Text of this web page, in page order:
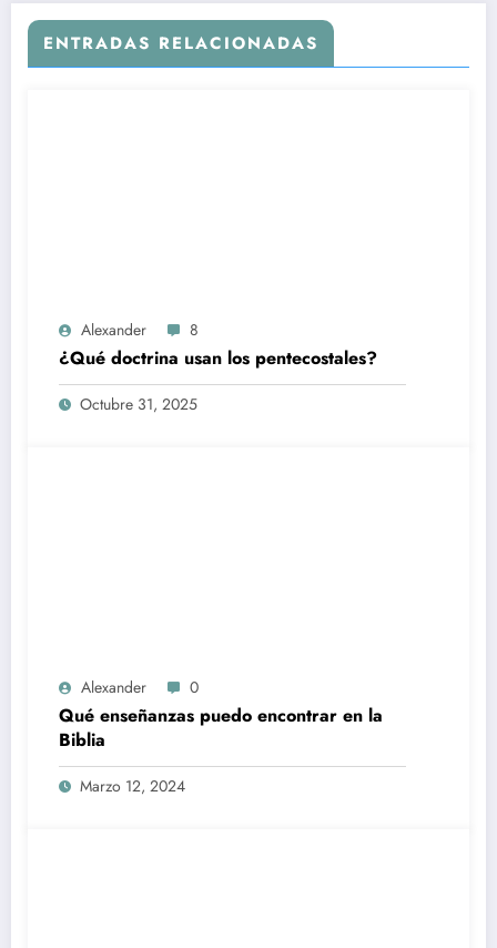
ENTRADAS RELACIONADAS
Alexander 8
¿Qué doctrina usan los pentecostales?
Octubre 31, 2025
Alexander 0
Qué enseñanzas puedo encontrar en la
Biblia
Marzo 12, 2024